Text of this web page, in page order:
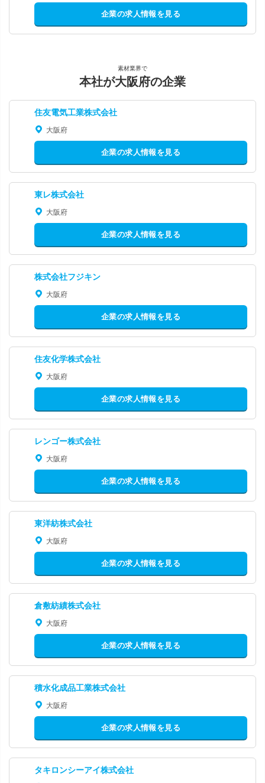
企業の求人情報を見る
素材業界で
本社が大阪府の企業
住友電気工業株式会社
大阪府
企業の求人情報を見る
東レ株式会社
大阪府
企業の求人情報を見る
株式会社フジキン
大阪府
企業の求人情報を見る
住友化学株式会社
大阪府
企業の求人情報を見る
レンゴー株式会社
大阪府
企業の求人情報を見る
東洋紡株式会社
大阪府
企業の求人情報を見る
倉敷紡績株式会社
大阪府
企業の求人情報を見る
積水化成品工業株式会社
大阪府
企業の求人情報を見る
タキロンシーアイ株式会社